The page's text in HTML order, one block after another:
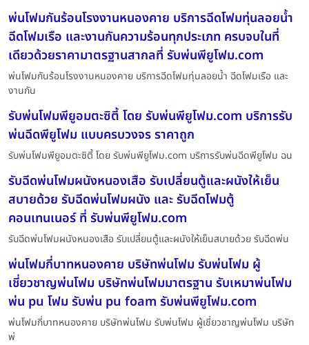
พ่นโฟมกันร้อนโรงงานหนองคาย บริการฉีดโฟมทุ่นลอยน้ำ
ฉีดโฟมเรือ และงานกันความร้อนทุกประเภท ครบจบในที่
เดียวด้วยราคามาตรฐานสากลที่ รับพ่นพียูโฟม.com
พ่นโฟมกันร้อนโรงงานหนองคาย บริการฉีดโฟมทุ่นลอยน้ำ ฉีดโฟมเรือ และ
งานกัน
รับพ่นโฟมพียูอมตะซิตี้ โดย รับพ่นพียูโฟม.com บริการรับ
พ่นฉีดพียูโฟม แบบครบวงจร ราคาถูก
รับพ่นโฟมพียูอมตะซิตี้ โดย รับพ่นพียูโฟม.com บริการรับพ่นฉีดพียูโฟม ฉน
รับฉีดพ่นโฟมผนังหนองเสือ รับเปลี่ยนตู้และผนังให้เย็น
สบายด้วย รับฉีดพ่นโฟมผนัง และ รับฉีดโฟมตู้
คอนเทนเนอร์ ที่ รับพ่นพียูโฟม.com
รับฉีดพ่นโฟมผนังหนองเสือ รับเปลี่ยนตู้และผนังให้เย็นสบายด้วย รับฉีดพ่น
พ่นโฟมกี่บาทหนองคาย บริษัทพ่นโฟม รับพ่นโฟม ผู้
เชี่ยวชาญพ่นโฟม บริษัทพ่นโฟมมาตรฐาน รับเหมาพ่นโฟม
พ่น pu โฟม รับพ่น pu foam รับพ่นพียูโฟม.com
พ่นโฟมกี่บาทหนองคาย บริษัทพ่นโฟม รับพ่นโฟม ผู้เชี่ยวชาญพ่นโฟม บริษัท
พ่